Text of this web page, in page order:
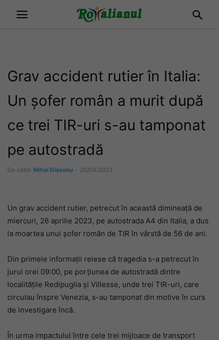
Grav accident rutier în Italia:
Un șofer român a murit după
ce trei TIR-uri s-au tamponat
pe autostradă
De către Mihai Diaconu - 26/04/2023
Un grav accident rutier, petrecut în această dimineață de
miercuri, 26 aprilie 2023, pe autostrada A4 din Italia, a dus
la moartea unui șofer român de TIR în vârstă de 56 de ani.
Din primele informații reiese că tragedia s-a petrecut în
jurul orei 09:00, pe porțiunea de autostradă dintre
localitățile Redipuglia și Villesse, unde trei TIR-uri, care
circulau înspre Venezia, s-au tamponat din motive în curs
de investigare încă.
În urma impactului între cele trei mijloace de transport